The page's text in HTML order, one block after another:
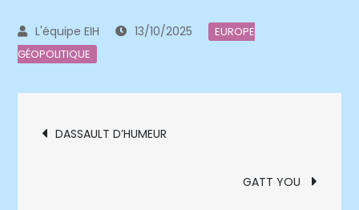
13/10/2025
EUROPE
GÉOPOLITIQUE
Navigation
DASSAULT D’HUMEUR
GATT YOU